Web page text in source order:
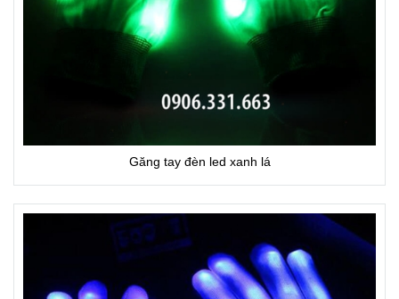
Găng tay đèn led xanh lá